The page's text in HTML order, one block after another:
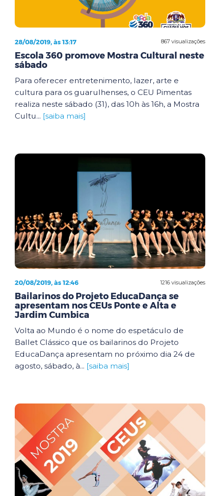
867 visualizações
28/08/2019, às 13:17
Escola 360 promove Mostra Cultural neste
sábado
Para oferecer entretenimento, lazer, arte e
cultura para os guarulhenses, o CEU Pimentas
realiza neste sábado (31), das 10h às 16h, a Mostra
Cultu... [saiba mais]
1216 visualizações
20/08/2019, às 12:46
Bailarinos do Projeto EducaDança se
apresentam nos CEUs Ponte e Alta e
Jardim Cumbica
Volta ao Mundo é o nome do espetáculo de
Ballet Clássico que os bailarinos do Projeto
EducaDança apresentam no próximo dia 24 de
agosto, sábado, à... [saiba mais]